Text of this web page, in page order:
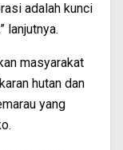
adalah kunci
lanjutnya.
masyarakat
hutan dan
yang